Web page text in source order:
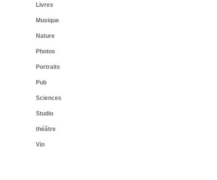
Livres
Musique
Nature
Photos
Portraits
Pub
Sciences
Studio
théâtre
Vin